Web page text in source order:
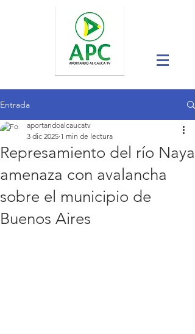
Entrada
Represamiento del río Naya
amenaza con avalancha
sobre el municipio de
Buenos Aires
aportandoalcaucatv
3 dic 2025 1 min de lectura